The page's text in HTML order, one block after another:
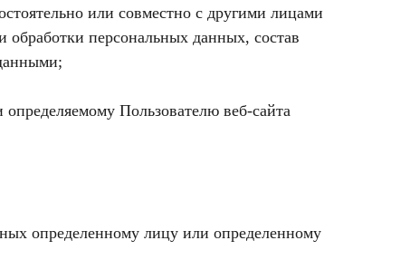
или совместно с другими лицами
персональных данных, состав
Пользователю веб-сайта
определенному лицу или определенному